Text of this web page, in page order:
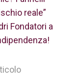
reale”
Fondatori a